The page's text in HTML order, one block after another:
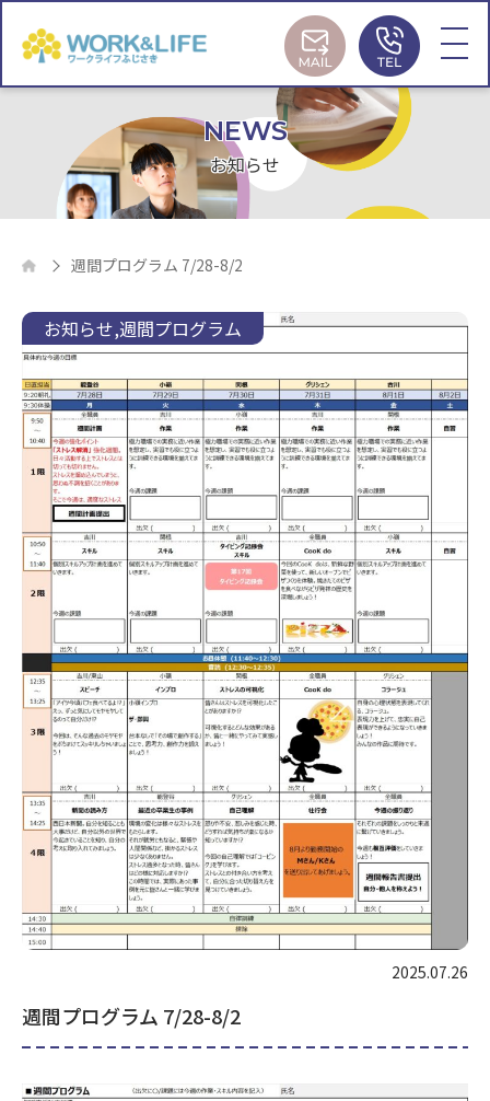
MAIL TEL
NEWS
お知らせ
週間プログラム 7/28-8/2
お知らせ 週間プログラム
2025.07.26
週間プログラム 7/28-8/2